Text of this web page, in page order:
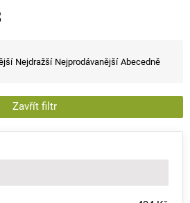
Nejdražší Nejprodávanější Abecedně
Zavřít filtr